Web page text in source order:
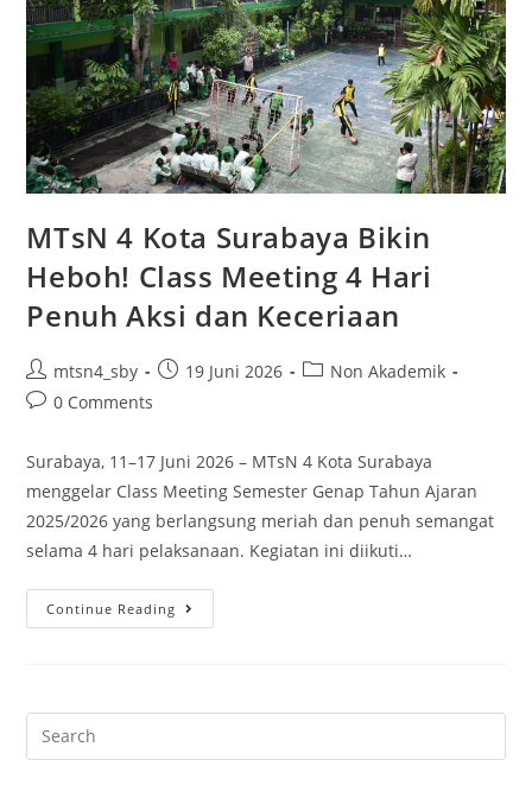
MTsN 4 Kota Surabaya Bikin
Heboh! Class Meeting 4 Hari
Penuh Aksi dan Keceriaan
Post
author:
mtsn4_sby
Post19 Juni 2026
PostNon Akademik
Post0 Comments
Surabaya, 11–17 Juni 2026 – MTsN 4 Kota Surabaya
menggelar Class Meeting Semester Genap Tahun Ajaran
2025/2026 yang berlangsung meriah dan penuh semangat
selama 4 hari pelaksanaan. Kegiatan ini diikuti…
Continue Reading
4
Bikin
Search
for: